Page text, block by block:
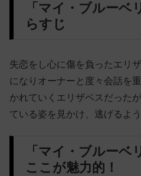
「マイ・ブルーベ
らすじ
失恋をし心に傷を負ったエリ
になりオーナーと度々会話を
かれていくエリザベスだった
ている姿を見かけ、逃げるよ
「マイ・ブルーベ
ここが魅力的！